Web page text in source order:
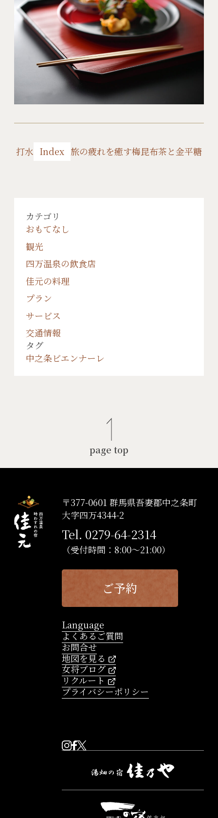
打水 Index 旅の疲れを癒す梅昆布茶と金平糖
カテゴリ
おもてなし
観光
四万温泉の飲食店
佳元の料理
プラン
サービス
交通情報
タグ
中之条ビエンナーレ
page top
〒377-0601 群馬県吾妻郡中之条町
大字四万4344-2
Tel. 0279-64-2314
（受付時間：8:00～21:00）
ご予約
Language
よくあるご質問
お問合せ
地図を見る
女将ブログ
リクルート
プライバシーポリシー